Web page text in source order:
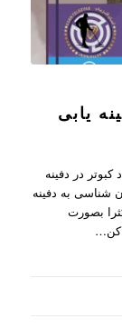
یابی
کبوتر در دفینه
شناسی به دفینه
بصورت
کن…